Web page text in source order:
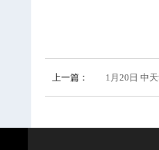
上一篇： 1月20日 中